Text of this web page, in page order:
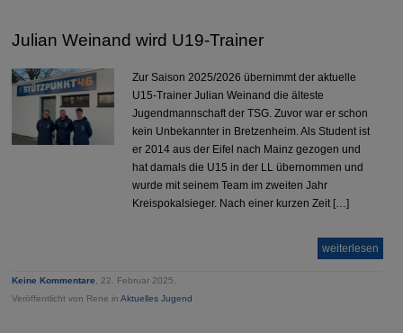
Julian Weinand wird U19-Trainer
Zur Saison 2025/2026 übernimmt der aktuelle
U15-Trainer Julian Weinand die älteste
Jugendmannschaft der TSG. Zuvor war er schon
kein Unbekannter in Bretzenheim. Als Student ist
er 2014 aus der Eifel nach Mainz gezogen und
hat damals die U15 in der LL übernommen und
wurde mit seinem Team im zweiten Jahr
Kreispokalsieger. Nach einer kurzen Zeit […]
weiterlesen
Keine Kommentare
, 22. Februar 2025,
Veröffentlicht von Rene inAktuelles Jugend